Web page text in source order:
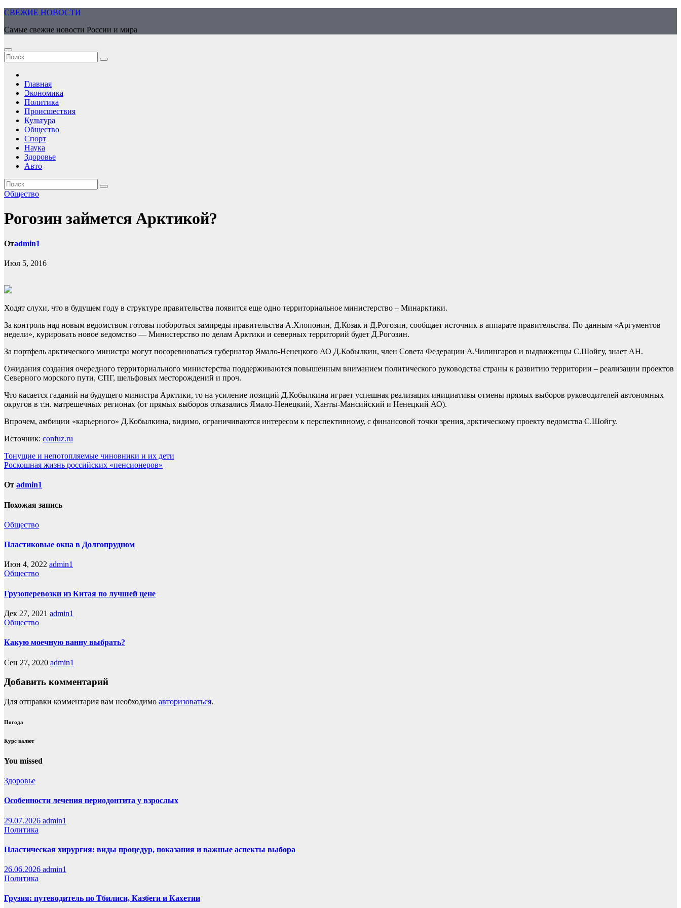
Перейти
содержимому
СВЕЖИЕ НОВОСТИ
Самые свежие новости России и мира
Главная
Экономика
Политика
Происшествия
Культура
Общество
Спорт
Наука
Здоровье
Авто
Общество
Рогозин займется Арктикой?
Отadmin1
Июл 5, 2016
Ходят слухи, что в будущем году в структуре правительства появится еще одно территориальное министерство – Минарктики.
За контроль над новым ведомством готовы побороться зампреды правительства А.Хлопонин, Д.Козак и Д.Рогозин, сообщает источник в аппарате правительства. По данным «Аргументов
недели», курировать новое ведомство — Министерство по делам Арктики и северных территорий будет Д.Рогозин.
За портфель арктического министра могут посоревноваться губернатор Ямало-Ненецкого АО Д.Кобылкин, член Совета Федерации А.Чилингаров и выдвиженцы С.Шойгу, знает АН.
Ожидания создания очередного территориального министерства поддерживаются повышенным вниманием политического руководства страны к развитию территории – реализации проектов
Северного морского пути, СПГ, шельфовых месторождений и проч.
Что касается гаданий на будущего министра Арктики, то на усиление позиций Д.Кобылкина играет успешная реализация инициативы отмены прямых выборов руководителей автономных
округов в т.н. матрешечных регионах (от прямых выборов отказались Ямало-Ненецкий, Ханты-Мансийский и Ненецкий АО).
Впрочем, амбиции «карьерного» Д.Кобылкина, видимо, ограничиваются интересом к перспективному, с финансовой точки зрения, арктическому проекту ведомства С.Шойгу.
Источник: confuz.ru
Навигация
по
записям
Тонущие и непотопляемые чиновники и их дети
Роскошная жизнь российских «пенсионеров»
От admin1
Похожая запись
Общество
Пластиковые окна в Долгопрудном
Июн 4, 2022 admin1
Общество
Грузоперевозки из Китая по лучшей цене
Дек 27, 2021 admin1
Общество
Какую моечную ванну выбрать?
Сен 27, 2020 admin1
Добавить комментарий
Для отправки комментария вам необходимо авторизоваться.
Погода
Курс валют
You missed
Здоровье
Особенности лечения периодонтита у взрослых
29.07.2026 admin1
Политика
Пластическая хирургия: виды процедур, показания и важные аспекты выбора
26.06.2026 admin1
Политика
Грузия: путеводитель по Тбилиси, Казбеги и Кахетии